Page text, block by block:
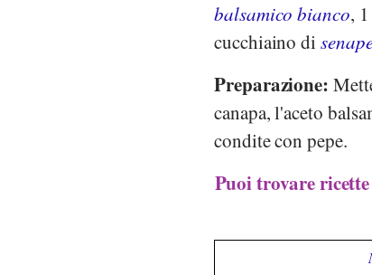
balsamico bianco,
cucchiaino di
Preparazione:
canapa, l'aceto
condite con pepe.
Puoi trovare